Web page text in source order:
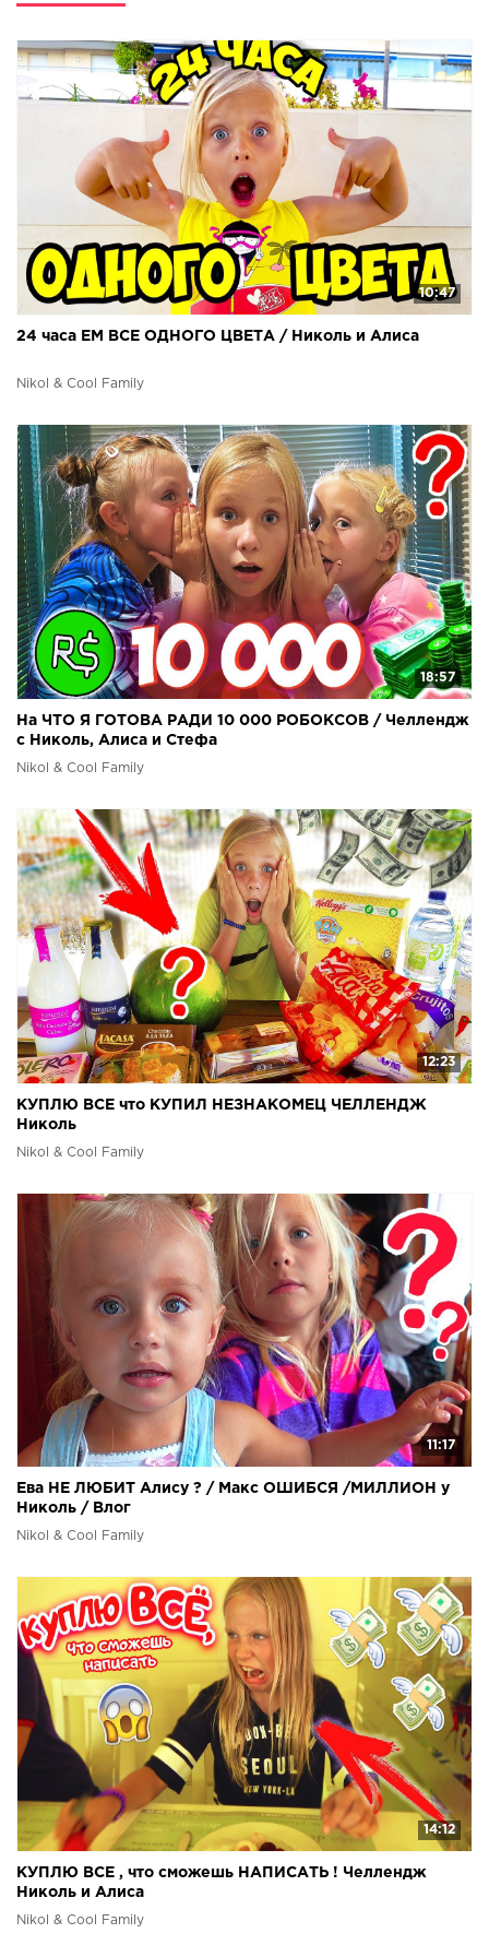
10:47
24 часа ЕМ ВСЕ ОДНОГО ЦВЕТА / Николь и Алиса
Nikol & Cool Family
18:57
На ЧТО Я ГОТОВА РАДИ 10 000 РОБОКСОВ / Челлендж
с Николь, Алиса и Стефа
Nikol & Cool Family
12:23
КУПЛЮ ВСЕ что КУПИЛ НЕЗНАКОМЕЦ ЧЕЛЛЕНДЖ
Николь
Nikol & Cool Family
11:17
Ева НЕ ЛЮБИТ Алису ? / Макс ОШИБСЯ /МИЛЛИОН у
Николь / Влог
Nikol & Cool Family
14:12
КУПЛЮ ВСЕ , что сможешь НАПИСАТЬ ! Челлендж
Николь и Алиса
Nikol & Cool Family